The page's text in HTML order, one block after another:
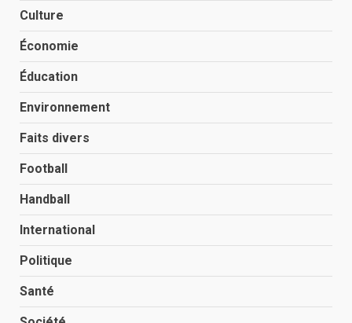
Culture
Économie
Éducation
Environnement
Faits divers
Football
Handball
International
Politique
Santé